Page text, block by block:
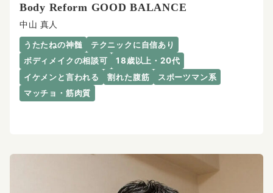
Body Reform GOOD BALANCE
中山 真人
うたたねの神髄
テクニックに自信あり
ボディメイクの相談可
18歳以上・20代
イケメンと言われる
割れた腹筋
スポーツマン系
マッチョ・筋肉質